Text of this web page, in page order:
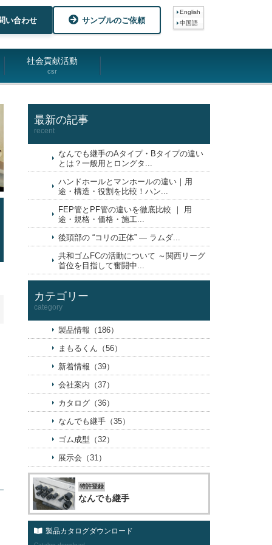
い合わせ サンプルのご依頼
English
中国語
社会貢献活動
csr
最新の記事
recent
なんでも継手のAタイプ・Bタイプの違い
とは？一般用とロングタ...
ハンドホールとマンホールの違い｜用
途・構造・役割を比較！ハン...
FEP管とPF管の違いを徹底比較 ｜ 用
途・規格・価格・施工...
後頭部の “コリの正体” ― ラムダ...
共和ゴムFCの活動について ～関西リーグ
首位を目指して奮闘中...
カテゴリー
category
製品情報（186）
まもるくん（56）
新着情報（39）
会社案内（37）
カタログ（36）
なんでも継手（35）
ゴム成型（32）
展示会（31）
特許登録
なんでも継手
製品カタログダウンロード